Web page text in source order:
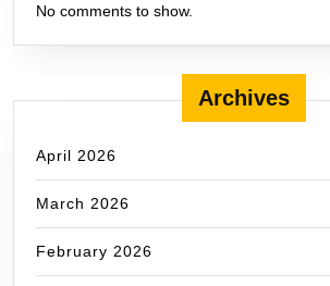
No comments to show.
Archives
April 2026
March 2026
February 2026